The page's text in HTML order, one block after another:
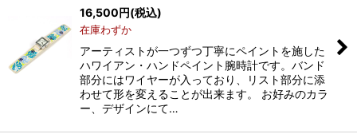
16,500円(税込)
在庫わずか
アーティストが一つずつ丁寧にペイントを施した
ハワイアン・ハンドペイント腕時計です。バンド
部分にはワイヤーが入っており、リスト部分に添
わせて形を変えることが出来ます。 お好みのカラ
ー、デザインにて…